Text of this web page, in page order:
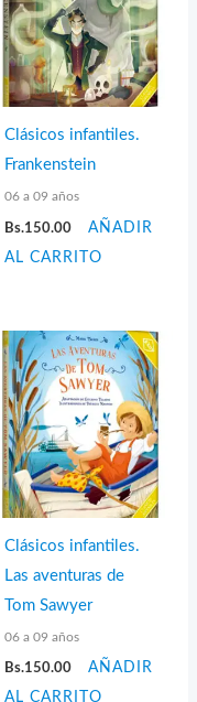
Clásicos infantiles.
Frankenstein
06 a 09 años
Bs.150.00
AÑADIR
AL CARRITO
Clásicos infantiles.
Las aventuras de
Tom Sawyer
06 a 09 años
Bs.150.00
AÑADIR
AL CARRITO